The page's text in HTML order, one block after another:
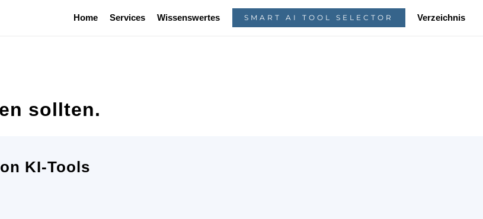
Home Services Wissenswertes SMART AI TOOL SELECTOR Verzeichnis
sollten.
KI-Tools